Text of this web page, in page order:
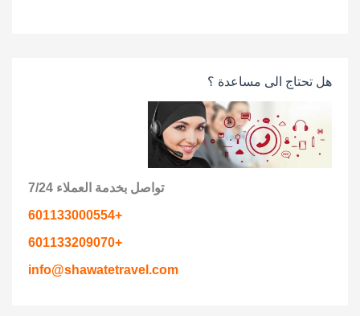
هل تحتاج الى مساعدة ؟
تواصل بخدمة العملاء 7/24
info@shawatetravel.com